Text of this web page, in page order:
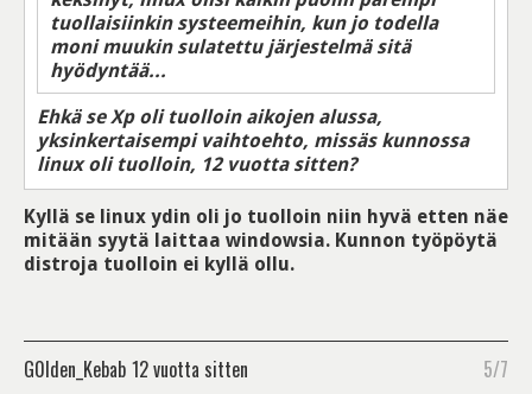
tuollaisiinkin systeemeihin, kun jo todella
moni muukin sulatettu järjestelmä sitä
hyödyntää...
Ehkä se Xp oli tuolloin aikojen alussa,
yksinkertaisempi vaihtoehto, missäs kunnossa
linux oli tuolloin, 12 vuotta sitten?
Kyllä se linux ydin oli jo tuolloin niin hyvä etten näe
mitään syytä laittaa windowsia. Kunnon työpöytä
distroja tuolloin ei kyllä ollu.
G0lden_Kebab 12 vuotta sitten 5/7